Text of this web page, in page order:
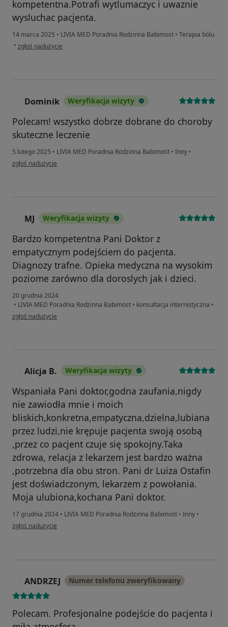
kompetentna.Potrafi wytlumaczyc i uwaznie
wysluchac pacjenta.
14 marca 2025 • LIVIA MED Poradnia Rodzinna Babimost • Terapia bólu
• w opinii użytkownika Olena
zgłoś nadużycie
Dominik Weryfikacja wizyty
Polecam! wszystko dobrze dobrane do choroby
skuteczne leczenie
5 lutego 2025 • LIVIA MED Poradnia Rodzinna Babimost • Inny •
w opinii użytkownika Dominik
zgłoś nadużycie
MJ Weryfikacja wizyty
Bardzo kompetentna Pani Doktor z
empatycznym podejściem do pacjenta.
Diagnozy trafne. Opieka medyczna na wysokim
poziome zarówno dla doroslych jak i dzieci.
20 grudnia 2024
• LIVIA MED Poradnia Rodzinna Babimost • konsultacja internistyczna •
w opinii użytkownika MJ
zgłoś nadużycie
Alicja B. Weryfikacja wizyty
Wspaniała Pani doktor,godna zaufania,nigdy
nie zawiodła mnie i moich
bliskich,konkretna,empatyczna,dzielna,lubiana
przez ludzi,nie krępuje pacjenta swoją osobą
,przez co pacjent czuje się spokojny.Taka
zdrowa, relacja z lekarzem jest bardzo ważna
,potrzebna dla obu stron. Pani dr Luiza Ostafin
jest doświadczonym, lekarzem z powołania.
Moja ulubiona,kochana Pani doktor.
17 grudnia 2024 • LIVIA MED Poradnia Rodzinna Babimost • Inny •
w opinii użytkownika Alicja B.
zgłoś nadużycie
ANDRZEJ Numer telefonu zweryfikowany
Polecam. Profesjonalne podejście do pacjenta i